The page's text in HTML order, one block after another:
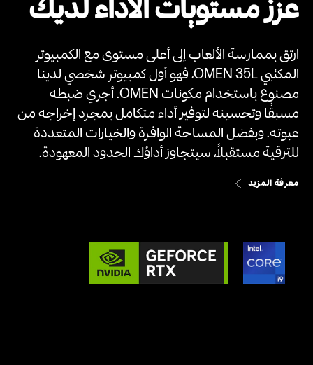
عزز مستويات الأداء لديك
ارتق بممارسة الألعاب إلى أعلى مستوى مع الكمبيوتر
المكتبي OMEN 35L، فهو أول كمبيوتر شخصي لدينا
مصنوع باستخدام مكونات OMEN. أجري ضبطه
مسبقًا وتحسينه لتوفير أداء متكامل بمجرد إخراجه من
عبوته. وبفضل المساحة الوافرة والخيارات المتعددة
للترقية مستقبلاً، سيتجاوز أداؤك الحدود المعهودة.
معرفة المزيد